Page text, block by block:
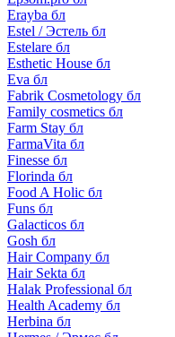
Erayba бл
Estel / Эстель бл
Estelare бл
Esthetic House бл
Eva бл
Fabrik Cosmetology бл
Family cosmetics бл
Farm Stay бл
FarmaVita бл
Finesse бл
Florinda бл
Food A Holic бл
Funs бл
Galacticos бл
Gosh бл
Hair Company бл
Hair Sekta бл
Halak Professional бл
Health Academy бл
Herbina бл